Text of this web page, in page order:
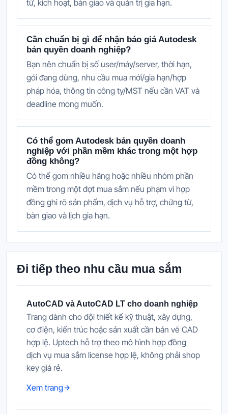
từ, kích hoạt, bàn giao và quản trị gia hạn.
Cần chuẩn bị gì để nhận báo giá Autodesk
bản quyền doanh nghiệp?
Bạn nên chuẩn bị số user/máy/server, thời hạn,
gói đang dùng, nhu cầu mua mới/gia hạn/hợp
pháp hóa, thông tin công ty/MST nếu cần VAT và
deadline mong muốn.
Có thể gom Autodesk bản quyền doanh
nghiệp với phần mềm khác trong một hợp
đồng không?
Có thể gom nhiều hãng hoặc nhiều nhóm phần
mềm trong một đợt mua sắm nếu phạm vi hợp
đồng ghi rõ sản phẩm, dịch vụ hỗ trợ, chứng từ,
bàn giao và lịch gia hạn.
Đi tiếp theo nhu cầu mua sắm
AutoCAD và AutoCAD LT cho doanh nghiệp
Trang dành cho đội thiết kế kỹ thuật, xây dựng,
cơ điện, kiến trúc hoặc sản xuất cần bản vẽ CAD
hợp lệ. Uptech hỗ trợ theo mô hình hợp đồng
dịch vụ mua sắm license hợp lệ, không phải shop
key giá rẻ.
Xem trang